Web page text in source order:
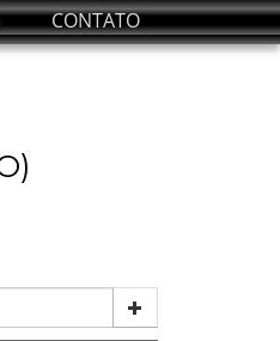
CONTATO